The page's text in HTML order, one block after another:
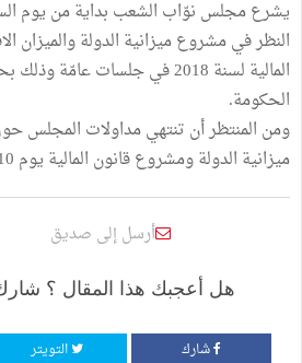
النظر في مشروع ميزانية الدولة والميزان
المالية لسنة 2018 في جلسات
الحكومة.
ومن المنتظر أن تنتهي مداولات المجلس
ميزانية الدولة ومشروع قانون المالية يوم 10 ديسمبر القادم.
أرسل إلى صديق
هل أعجبك هذا المقال ؟
شارك التويتر